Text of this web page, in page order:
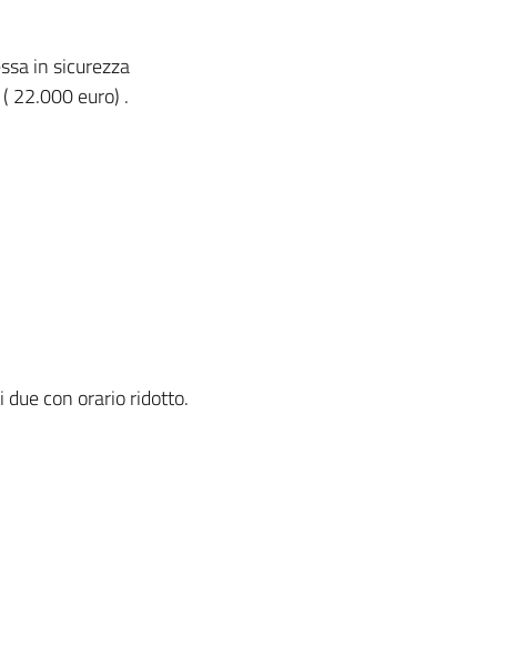
in sicurezza
22.000 euro) .
due con orario ridotto.